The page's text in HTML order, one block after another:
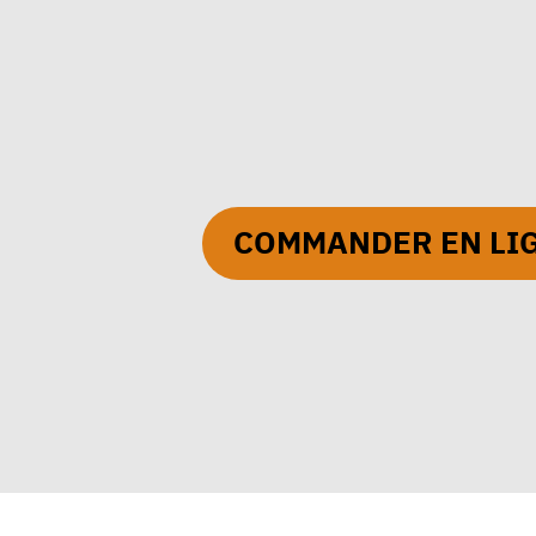
COMMANDER EN